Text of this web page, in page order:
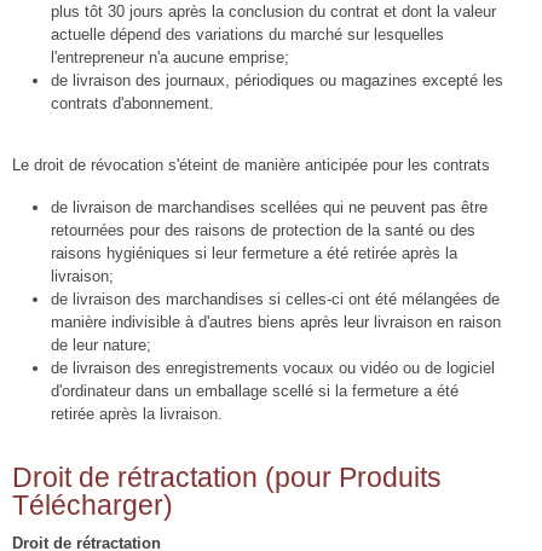
plus tôt 30 jours après la conclusion du contrat et dont la valeur
actuelle dépend des variations du marché sur lesquelles
l'entrepreneur n'a aucune emprise;
de livraison des journaux, périodiques ou magazines excepté les
contrats d'abonnement.
Le droit de révocation s'éteint de manière anticipée pour les contrats
de livraison de marchandises scellées qui ne peuvent pas être
retournées pour des raisons de protection de la santé ou des
raisons hygiéniques si leur fermeture a été retirée après la
livraison;
de livraison des marchandises si celles-ci ont été mélangées de
manière indivisible à d'autres biens après leur livraison en raison
de leur nature;
de livraison des enregistrements vocaux ou vidéo ou de logiciel
d'ordinateur dans un emballage scellé si la fermeture a été
retirée après la livraison.
Droit de rétractation (pour Produits
Télécharger)
Droit de rétractation